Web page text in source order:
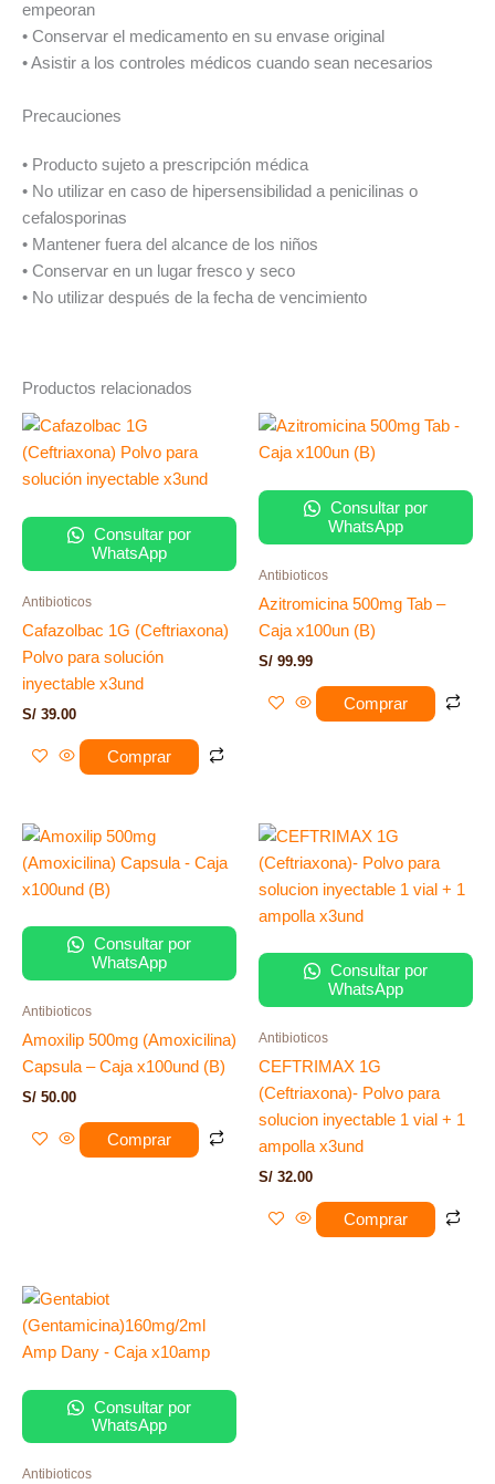
empeoran
• Conservar el medicamento en su envase original
• Asistir a los controles médicos cuando sean necesarios
Precauciones
• Producto sujeto a prescripción médica
• No utilizar en caso de hipersensibilidad a penicilinas o
cefalosporinas
• Mantener fuera del alcance de los niños
• Conservar en un lugar fresco y seco
• No utilizar después de la fecha de vencimiento
Productos relacionados
Consultar por
WhatsApp
Antibioticos
Cafazolbac 1G (Ceftriaxona)
Polvo para solución
inyectable x3und
S/ 39.00
Comprar
Consultar por
WhatsApp
Antibioticos
Azitromicina 500mg Tab –
Caja x100un (B)
S/ 99.99
Comprar
Consultar por
WhatsApp
Antibioticos
Amoxilip 500mg (Amoxicilina)
Capsula – Caja x100und (B)
S/ 50.00
Comprar
Consultar por
WhatsApp
Antibioticos
CEFTRIMAX 1G
(Ceftriaxona)- Polvo para
solucion inyectable 1 vial + 1
ampolla x3und
S/ 32.00
Comprar
Consultar por
WhatsApp
Antibioticos